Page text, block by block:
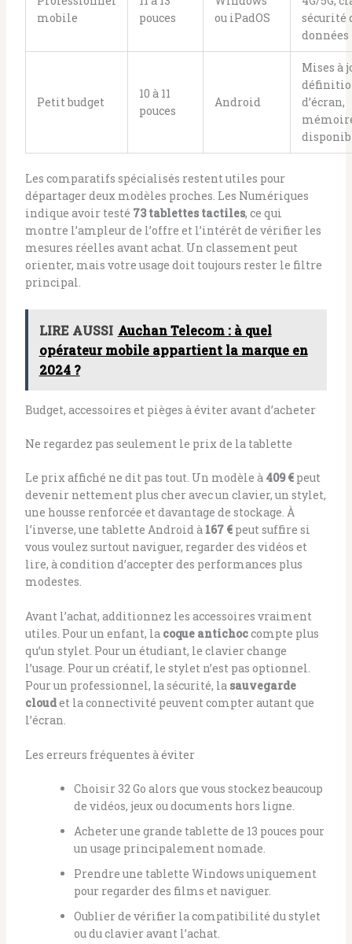
mobile
pouces
ou iPadOS
sécurité
données
Petit budget
10 à 11
pouces
Android
Mises à
d’écran,
Les comparatifs spécialisés restent utiles pour
départager deux modèles proches. Les Numériques
indique avoir testé 73 tablettes tactiles, ce qui
montre l’ampleur de l’offre et l’intérêt de vérifier les
mesures réelles avant achat. Un classement peut
orienter, mais votre usage doit toujours rester le filtre
principal.
LIRE AUSSI Auchan Telecom : à quel
opérateur mobile appartient la marque en
2024 ?
Budget, accessoires et pièges à éviter avant d’acheter
Ne regardez pas seulement le prix de la tablette
Le prix affiché ne dit pas tout. Un modèle à 409 €peut
devenir nettement plus cher avec un clavier, un stylet,
une housse renforcée et davantage de stockage. À
l’inverse, une tablette Android à 167 €peut suffire si
vous voulez surtout naviguer, regarder des vidéos et
lire, à condition d’accepter des performances plus
modestes.
Avant l’achat, additionnez les accessoires vraiment
utiles. Pour un enfant, la coque antichoccompte plus
qu’un stylet. Pour un étudiant, le clavier change
l’usage. Pour un créatif, le stylet n’est pas optionnel.
Pour un professionnel, la sécurité, la sauvegarde
cloudet la connectivité peuvent compter autant que
l’écran.
Les erreurs fréquentes à éviter
Choisir 32 Go alors que vous stockez beaucoup
de vidéos, jeux ou documents hors ligne.
Acheter une grande tablette de 13 pouces pour
un usage principalement nomade.
Prendre une tablette Windows uniquement
pour regarder des films et naviguer.
Oublier de vérifier la compatibilité du stylet
ou du clavier avant l’achat.